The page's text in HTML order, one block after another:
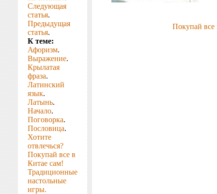
Следующая
статья.
Предыдущая
статья.
К теме:
Афоризм.
Выражение.
Крылатая
фраза.
Латинский
язык.
Латынь.
Начало.
Поговорка.
Пословица.
Хотите
отвлечься?
Покупай все в
Китае сам!
Традиционные
настольные
игры.
Покупай все